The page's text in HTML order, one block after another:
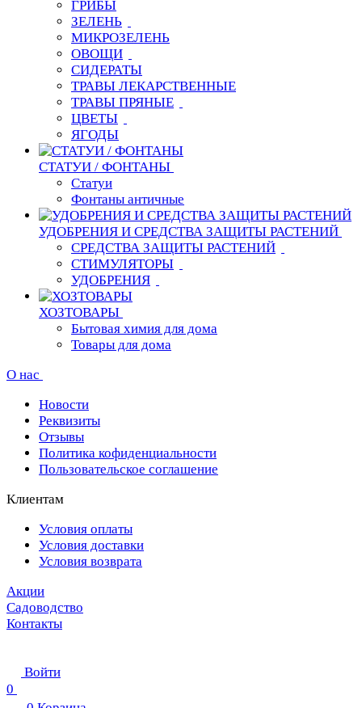
ГРИБЫ
ЗЕЛЕНЬ
МИКРОЗЕЛЕНЬ
ОВОЩИ
СИДЕРАТЫ
ТРАВЫ ЛЕКАРСТВЕННЫЕ
ТРАВЫ ПРЯНЫЕ
ЦВЕТЫ
ЯГОДЫ
СТАТУИ / ФОНТАНЫ
Статуи
Фонтаны античные
УДОБРЕНИЯ И СРЕДСТВА ЗАЩИТЫ РАСТЕНИЙ
СРЕДСТВА ЗАЩИТЫ РАСТЕНИЙ
СТИМУЛЯТОРЫ
УДОБРЕНИЯ
ХОЗТОВАРЫ
Бытовая химия для дома
Товары для дома
О нас
Новости
Реквизиты
Отзывы
Политика кофиденциальности
Пользовательское соглашение
Клиентам
Условия оплаты
Условия доставки
Условия возврата
Акции
Садоводство
Контакты
Войти
0